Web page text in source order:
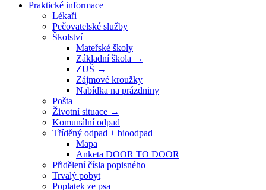
Praktické informace
Lékaři
Pečovatelské služby
Školství
Mateřské školy
Základní škola →
ZUŠ →
Zájmové kroužky
Nabídka na prázdniny
Pošta
Životní situace →
Komunální odpad
Tříděný odpad + bioodpad
Mapa
Anketa DOOR TO DOOR
Přidělení čísla popisného
Trvalý pobyt
Poplatek ze psa